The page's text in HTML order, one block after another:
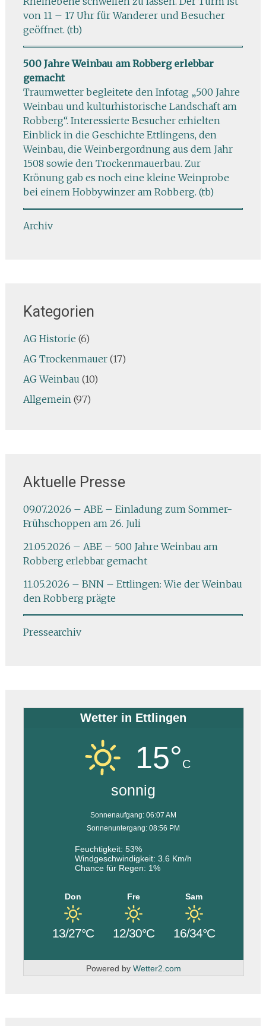
von 11 – 17 Uhr für Wanderer und Besucher
geöffnet. (tb)
500 Jahre Weinbau am Robberg erlebbar
gemacht
Traumwetter begleitete den Infotag „500 Jahre
Weinbau und kulturhistorische Landschaft am
Robberg“. Interessierte Besucher erhielten
Einblick in die Geschichte Ettlingens, den
Weinbau, die Weinbergordnung aus dem Jahr
1508 sowie den Trockenmauerbau. Zur
Krönung gab es noch eine kleine Weinprobe
bei einem Hobbywinzer am Robberg. (tb)
Archiv
Kategorien
AG Historie (6)
AG Trockenmauer(17)
AG Weinbau (10)
Allgemein(97)
Aktuelle Presse
09.07.2026 – ABE – Einladung zum Sommer-
Frühschoppen am 26. Juli
21.05.2026 – ABE – 500 Jahre Weinbau am
Robberg erlebbar gemacht
11.05.2026 – BNN – Ettlingen: Wie der Weinbau
den Robberg prägte
Pressearchiv
Wetter in Ettlingen
15°C
sonnig
Sonnenaufgang: 06:07 AM
Sonnenuntergang: 08:56 PM
Feuchtigkeit: 53%
Windgeschwindigkeit: 3.6 Km/h
Chance für Regen: 1%
Don
13/27°C
Fre
12/30°C
Sam
16/34°C
Powered by Wetter2.com